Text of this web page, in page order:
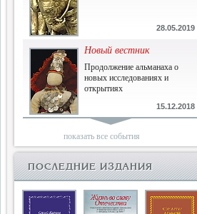
28.05.2019
Новый вестник
Продолжение альманаха о
новых исследованиях и
открытиях
15.12.2018
Библиофилам
Четырнадцатый и не последний
Двенадцатый
показать все события
ПОСЛЕДНИЕ ИЗДАНИЯ